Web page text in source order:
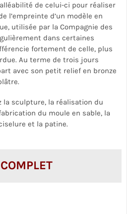
de celui-ci pour réaliser
l’empreinte d’un modèle en
utilisée par la Compagnie des
dans certaines
fortement de celle, plus
Au terme de trois jours
avec son petit relief en bronze
la sculpture, la réalisation du
du moule en sable, la
et la patine.
COMPLET